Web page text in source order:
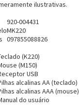
Entendi
Entendi
Entendi
Entendi
ilustrativas.
920-004431
MK220
097855088826
(K220)
(M150)
USB
alcalinas AA (teclado)
alcalinas AAA (mouse)
do usuário